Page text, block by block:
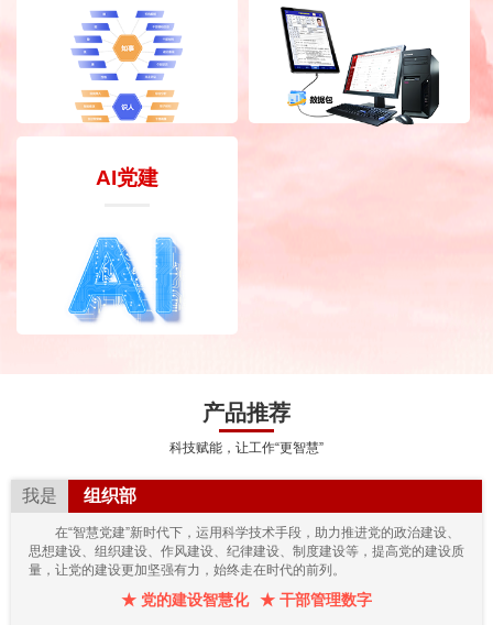
AI党建
产品推荐
科技赋能，让工作“更智慧”
我是 组织部
在“智慧党建”新时代下，运用科学技术手段，助力推进党的政治建设、
思想建设、组织建设、作风建设、纪律建设、制度建设等，提高党的建设质
量，让党的建设更加坚强有力，始终走在时代的前列。
★ 党的建设智慧化 ★ 干部管理数字